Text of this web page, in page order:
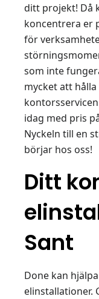
ditt projekt! Då
koncentrera er
för
som inte
mycket att
idag med pris
Nyckeln till en
börjar hos oss!
Ditt
Sant
Done kan
elinstallationer.